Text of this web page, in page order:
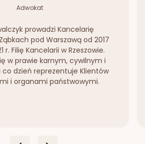
Adwokat
prowadzi Kancelarię
pod Warszawą od 2017
r. Filię Kancelarii w Rzeszowie.
w prawie karnym, cywilnym i
co dzień reprezentuje Klientów
i organami państwowymi.